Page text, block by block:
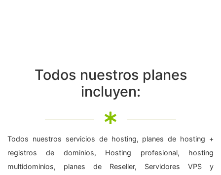
Todos nuestros planes
incluyen:
Todos nuestros servicios de hosting, planes de hosting +
registros de dominios, Hosting profesional, hosting
multidominios, planes de Reseller, Servidores VPS y